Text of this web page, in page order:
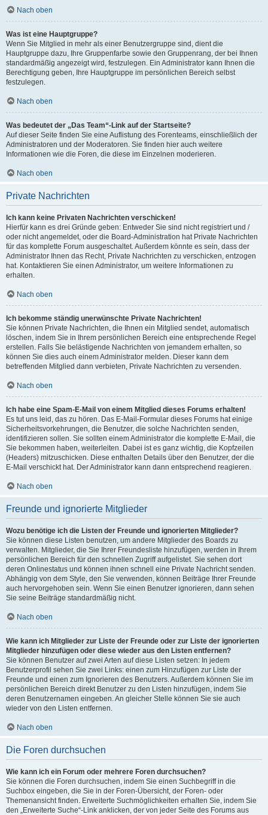
Nach oben
Was ist eine Hauptgruppe?
Wenn Sie Mitglied in mehr als einer Benutzergruppe sind, dient die
Hauptgruppe dazu, Ihre Gruppenfarbe sowie den Gruppenrang, der bei Ihnen
standardmäßig angezeigt wird, festzulegen. Ein Administrator kann Ihnen die
Berechtigung geben, Ihre Hauptgruppe im persönlichen Bereich selbst
festzulegen.
Nach oben
Was bedeutet der „Das Team“-Link auf der Startseite?
Auf dieser Seite finden Sie eine Auflistung des Forenteams, einschließlich der
Administratoren und der Moderatoren. Sie finden hier auch weitere
Informationen wie die Foren, die diese im Einzelnen moderieren.
Nach oben
Private Nachrichten
Ich kann keine Privaten Nachrichten verschicken!
Hierfür kann es drei Gründe geben: Entweder Sie sind nicht registriert und /
oder nicht angemeldet, oder die Board-Administration hat Private Nachrichten
für das komplette Forum ausgeschaltet. Außerdem könnte es sein, dass der
Administrator Ihnen das Recht, Private Nachrichten zu verschicken, entzogen
hat. Kontaktieren Sie einen Administrator, um weitere Informationen zu
erhalten.
Nach oben
Ich bekomme ständig unerwünschte Private Nachrichten!
Sie können Private Nachrichten, die Ihnen ein Mitglied sendet, automatisch
löschen, indem Sie in Ihrem persönlichen Bereich eine entsprechende Regel
erstellen. Falls Sie belästigende Nachrichten von jemandem erhalten, so
können Sie dies auch einem Administrator melden. Dieser kann dem
betreffenden Mitglied dann verbieten, Private Nachrichten zu versenden.
Nach oben
Ich habe eine Spam-E-Mail von einem Mitglied dieses Forums erhalten!
Es tut uns leid, das zu hören. Das E-Mail-Formular dieses Forums hat einige
Sicherheitsvorkehrungen, die Benutzer, die solche Nachrichten senden,
identifizieren sollen. Sie sollten einem Administrator die komplette E-Mail, die
Sie bekommen haben, weiterleiten. Dabei ist es ganz wichtig, die Kopfzeilen
(Headers) mitzuschicken. Diese enthalten Details über den Benutzer, der die
E-Mail verschickt hat. Der Administrator kann dann entsprechend reagieren.
Nach oben
Freunde und ignorierte Mitglieder
Wozu benötige ich die Listen der Freunde und ignorierten Mitglieder?
Sie können diese Listen benutzen, um andere Mitglieder des Boards zu
verwalten. Mitglieder, die Sie Ihrer Freundesliste hinzufügen, werden in Ihrem
persönlichen Bereich für den schnellen Zugriff aufgelistet. Sie sehen dort
deren Onlinestatus und können ihnen schnell eine Private Nachricht senden.
Abhängig von dem Style, den Sie verwenden, können Beiträge Ihrer Freunde
auch hervorgehoben sein. Wenn Sie einen Benutzer ignorieren, dann sehen
Sie seine Beiträge standardmäßig nicht.
Nach oben
Wie kann ich Mitglieder zur Liste der Freunde oder zur Liste der ignorierten
Mitglieder hinzufügen oder diese wieder aus den Listen entfernen?
Sie können Benutzer auf zwei Arten auf diese Listen setzen: In jedem
Benutzerprofil sehen Sie zwei Links: einen zum Hinzufügen zur Liste der
Freunde und einen zum Ignorieren des Benutzers. Außerdem können Sie im
persönlichen Bereich direkt Benutzer zu den Listen hinzufügen, indem Sie
deren Benutzernamen eingeben. An gleicher Stelle können Sie sie auch
wieder von den Listen entfernen.
Nach oben
Die Foren durchsuchen
Wie kann ich ein Forum oder mehrere Foren durchsuchen?
Sie können die Foren durchsuchen, indem Sie einen Suchbegriff in die
Suchbox eingeben, die Sie in der Foren-Übersicht, der Foren- oder
Themenansicht finden. Erweiterte Suchmöglichkeiten erhalten Sie, indem Sie
den „Erweiterte Suche“-Link anklicken, der von jeder Seite des Forums aus